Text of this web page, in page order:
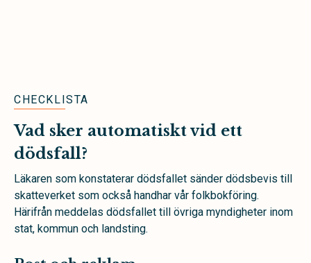
CHECKLISTA
Vad sker automatiskt vid ett
dödsfall?
Läkaren som konstaterar dödsfallet sänder dödsbevis till
skatteverket som också handhar vår folkbokföring.
Härifrån meddelas dödsfallet till övriga myndigheter inom
stat, kommun och landsting.